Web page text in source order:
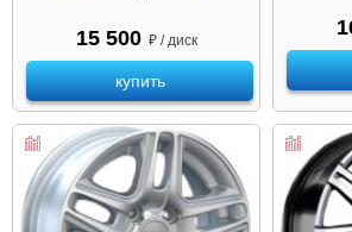
15 500 ₽ / диск
купить